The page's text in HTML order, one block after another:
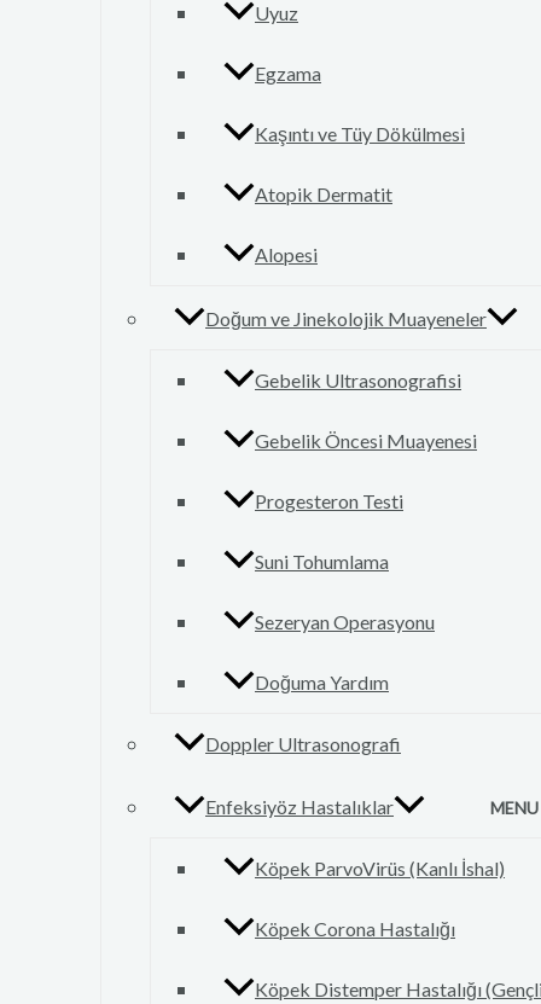
Uyuz
Egzama
Kaşıntı ve Tüy Dökülmesi
Atopik Dermatit
Alopesi
Doğum ve Jinekolojik Muayeneler
Gebelik Ultrasonografisi
Gebelik Öncesi Muayenesi
Progesteron Testi
Suni Tohumlama
Sezeryan Operasyonu
Doğuma Yardım
Doppler Ultrasonografi
Enfeksiyöz Hastalıklar
Köpek ParvoVirüs (Kanlı İshal)
Köpek Corona Hastalığı
Köpek Distemper Hastalığı